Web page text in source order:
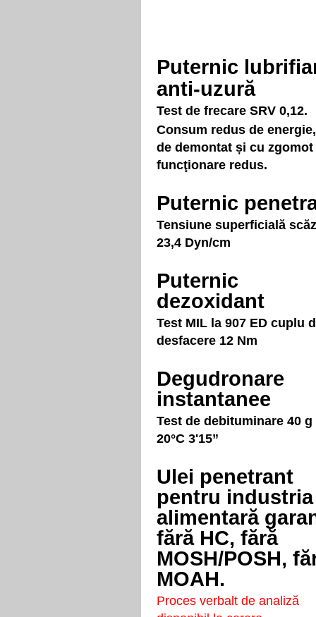
Puternic
anti-uzură
Test de frecare SRV 0,12.
Consum redus de
de demontat și cu zgomot
funcţionare redus.
Puternic
Tensiune superficială
23,4 Dyn/cm
Puternic
dezoxidant
Test MIL la 907 ED cuplu
desfacere 12 Nm
Degudronare
instantanee
Test de debituminare 40 g
20°C 3'15”
Ulei penetrant
pentru industria
alimentară
fără HC, fără
MOSH/POSH,
MOAH.
Proces verbalt de analiză